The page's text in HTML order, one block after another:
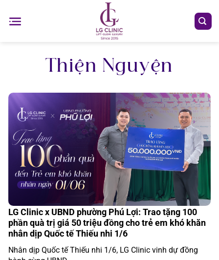
đến
Thiện Nguyện
LG Clinic x UBND phường Phú Lợi: Trao tặng 100
phần quà trị giá 50 triệu đồng cho trẻ em khó khăn
nhân dịp Quốc tế Thiếu nhi 1/6
Nhân dịp Quốc tế Thiếu nhi 1/6, LG Clinic vinh dự đồng